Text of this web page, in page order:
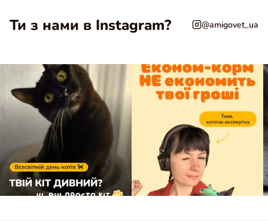
Ти з нами в Instagram? @amigovet_ua